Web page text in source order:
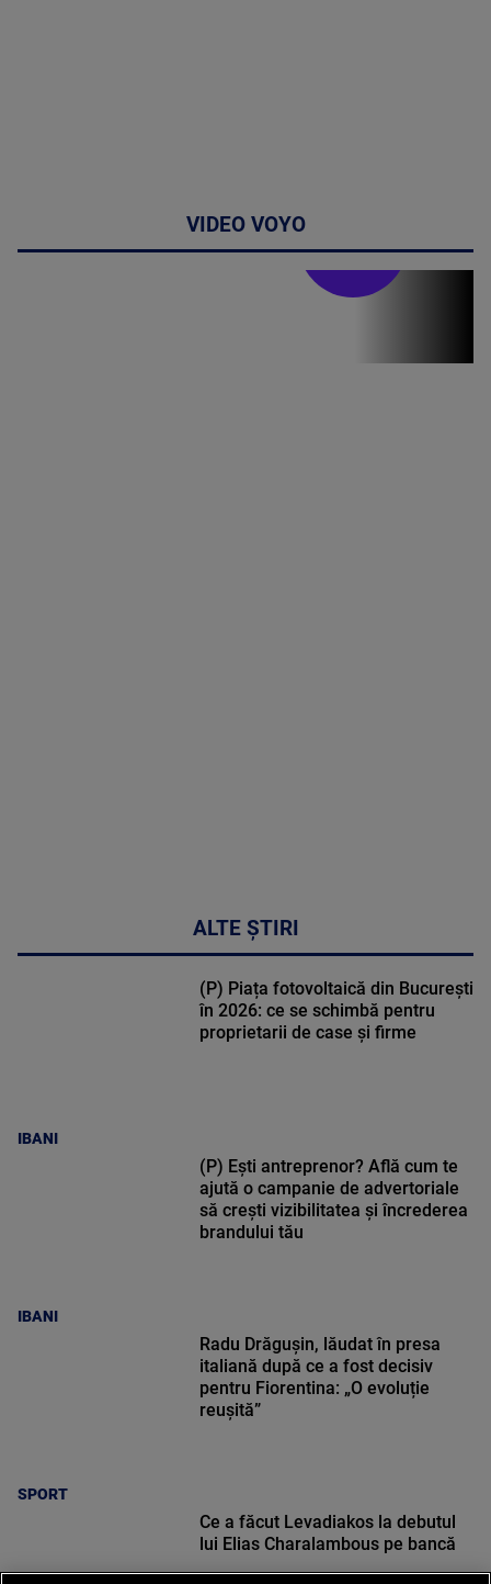
VIDEO VOYO
ALTE ȘTIRI
IBANI
(P) Piața fotovoltaică din București
în 2026: ce se schimbă pentru
proprietarii de case și firme
IBANI
(P) Ești antreprenor? Află cum te
ajută o campanie de advertoriale
să crești vizibilitatea și încrederea
brandului tău
SPORT
Radu Drăgușin, lăudat în presa
italiană după ce a fost decisiv
pentru Fiorentina: „O evoluție
reușită”
Ce a făcut Levadiakos la debutul
lui Elias Charalambous pe bancă